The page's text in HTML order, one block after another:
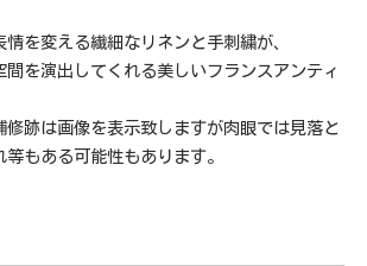
を変える繊細なリネンと手刺繍が、
間を演出してくれる美しいフランスアンティ
修跡は画像を表示致しますが肉眼では見落と
もある可能性もあります。